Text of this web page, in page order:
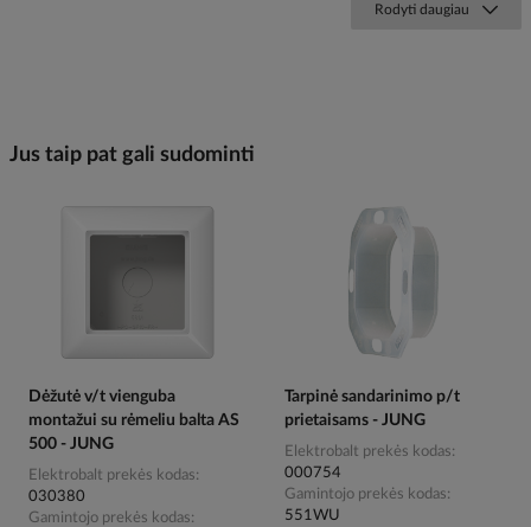
Rodyti daugiau
Jus taip pat gali sudominti
Dėžutė v/t vienguba
montažui su rėmeliu balta AS
500 - JUNG
Elektrobalt prekės kodas
030380
Gamintojo prekės kodas
Tarpinė sandarinimo p/t
prietaisams - JUNG
Elektrobalt prekės kodas
000754
Gamintojo prekės kodas
551WU